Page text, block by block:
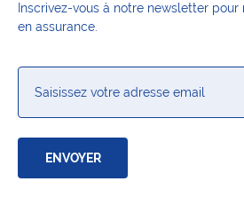
Inscrivez-vous à notre newsletter
en assurance.
Email